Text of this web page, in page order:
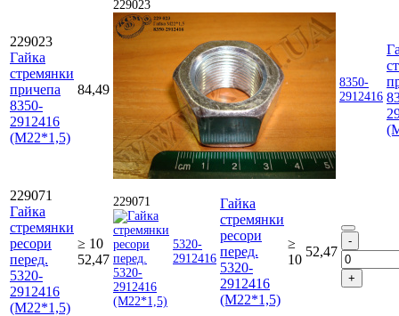
229023
Гайка
стремянки
причепа
8350-
2912416
(М22*1,5)
84,49
229023
8350-
2912416
229071
Гайка
стремянки
ресори
перед.
5320-
2912416
(М22*1,5)
≥ 10
52,47
229071
5320-
2912416
Гайка
стремянки
ресори
перед.
5320-
2912416
(М22*1,5)
≥
10
52,47